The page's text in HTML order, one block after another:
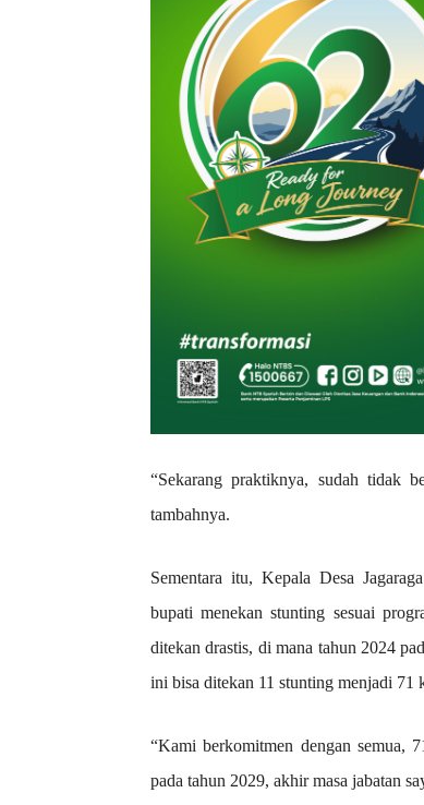
“Sekarang praktiknya, sudah tidak
tambahnya.
Sementara itu, Kepala Desa
bupati menekan stunting sesuai
ditekan drastis, di mana tahun 2024
ini bisa ditekan 11 stunting menjadi 71
“Kami berkomitmen dengan semua,
pada tahun 2029, akhir masa jabatan